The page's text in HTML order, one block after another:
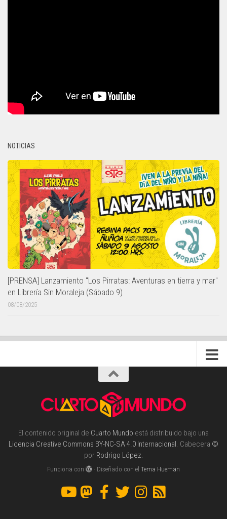
NOTICIAS
[PRENSA] Lanzamiento "Los Pirratas: Aventuras en tierra y mar"
en Librería Sin Moraleja (Sábado 9)
08/08/2025
El contenido original de Cuarto Mundo está distribuido bajo una
Licencia Creative Commons BY-NC-SA 4.0 Internacional . Cabecera ©
por Rodrigo López
Funciona con - Diseñado con elTema Hueman